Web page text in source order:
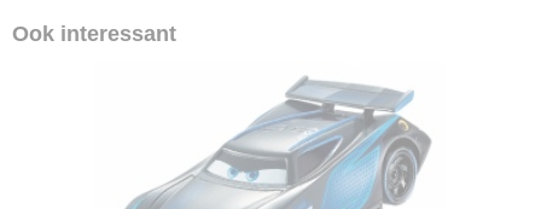
Ook interessant